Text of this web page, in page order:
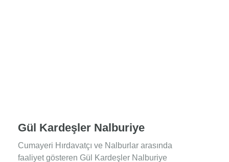
Gül Kardeşler Nalburiye
Cumayeri Hırdavatçı ve Nalburlar arasında
faaliyet gösteren Gül Kardeşler Nalburiye